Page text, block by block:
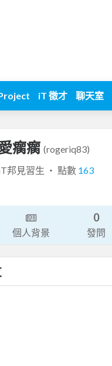
iT 徵才 聊天室
瘸瘸 (rogeriq83)
邦見習生 ‧ 點數 163
個人背景
0
發問